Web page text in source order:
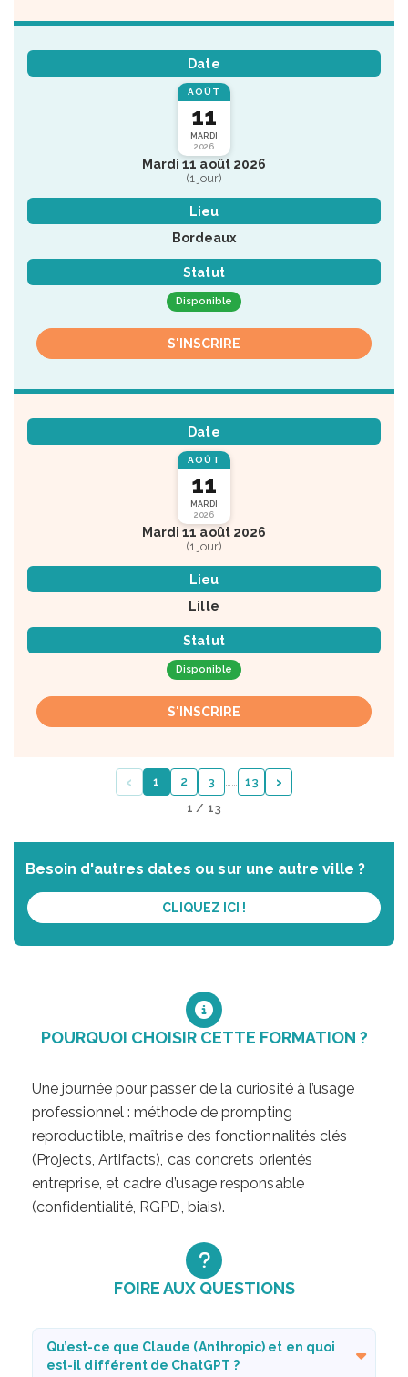
Date
AOÛT
11
MARDI
2026
Mardi 11 août 2026
(1 jour)
Lieu
Bordeaux
Statut
Disponible
S'INSCRIRE
Date
AOÛT
11
MARDI
2026
Mardi 11 août 2026
(1 jour)
Lieu
Lille
Statut
Disponible
S'INSCRIRE
‹ 1 2 3 …… 13 ›
1 / 13
Besoin d'autres dates ou sur une autre ville ?
CLIQUEZ ICI !
POURQUOI CHOISIR CETTE FORMATION ?
Une journée pour passer de la curiosité à l’usage
professionnel : méthode de prompting
reproductible, maîtrise des fonctionnalités clés
(Projects, Artifacts), cas concrets orientés
entreprise, et cadre d’usage responsable
(confidentialité, RGPD, biais).
FOIRE AUX QUESTIONS
Qu’est-ce que Claude (Anthropic) et en quoi
est-il différent de ChatGPT ?